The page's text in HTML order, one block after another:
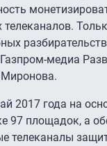
медиа
Миронова.
2017 года на
97 площадок, а
телеканалы